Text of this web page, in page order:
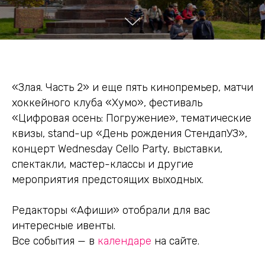
«Злая. Часть 2» и еще пять кинопремьер, матчи
хоккейного клуба «Хумо», фестиваль
«Цифровая осень: Погружение», тематические
квизы, stand-up «День рождения СтендапУЗ»,
концерт Wednesday Cello Party, выставки,
спектакли, мастер-классы и другие
мероприятия предстоящих выходных.
Редакторы «Афиши» отобрали для вас
интересные ивенты.
Все события — в календаре на сайте.